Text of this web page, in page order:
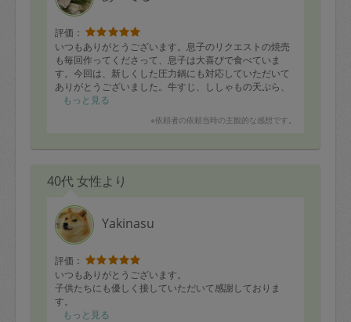
評価：
いつもありがとうございます。息子のリクエストの焼売
も毎回作ってくださって、息子は大喜びで食べていま
す。今回は、新しくした圧力鍋にも対応していただいて
ありがとうございました。牛すじ、ししゃもの天ぷら、
とても美味しかったです。またよろしくお願いします。
もっと見る
※依頼者の依頼当時の主観的な感想です。
40代 女性より
Yakinasu
評価：
いつもありがとうございます。
子供たちにも優しく接していただいて感謝しておりま
す。
もっと見る